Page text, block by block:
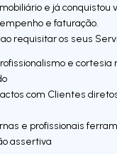
e já conquistou
e faturação.
requisitar os seus
e
com Clientes
e profissionais
assertiva